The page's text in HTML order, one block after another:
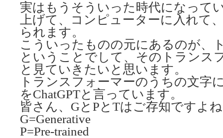
実はもうそういった時代になって
上げて、コンピューターに入れて
られます。
こういったものの元にあるのが、
ということでして、そのトランス
と見ていきたいと思います。
トランスフォーマーのうちの文字
をChatGPTと言っています。
皆さん、GとPとTはご存知ですよ
G=Generative
P=Pre-trained